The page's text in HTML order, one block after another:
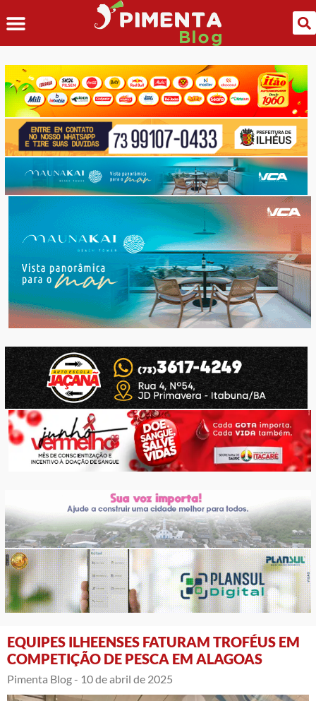
EQUIPES ILHEENSES FATURAM TROFÉUS EM
COMPETIÇÃO DE PESCA EM ALAGOAS
Pimenta Blog - 10 de abril de 2025